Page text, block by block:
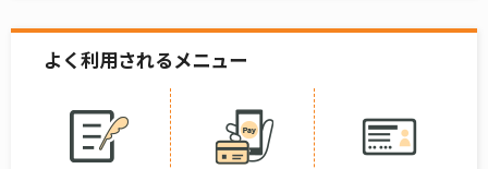
よく利用されるメニュー